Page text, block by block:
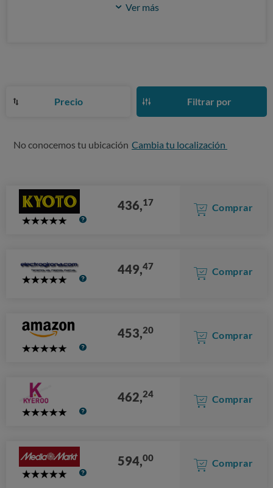
Ver más
Precio Filtrar por
No conocemos tu ubicación Cambia tu localización
5
436,17 Comprar
5
449,47 Comprar
5
453,20 Comprar
5
462,24 Comprar
5
594,00 Comprar